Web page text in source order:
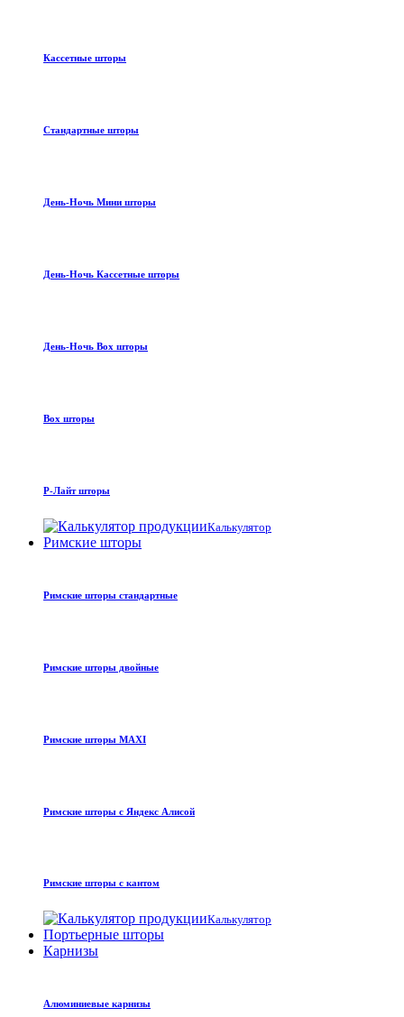
Кассетные шторы
Стандартные шторы
День-Ночь Мини шторы
День-Ночь Кассетные шторы
День-Ночь Box шторы
Box шторы
Р-Лайт шторы
Калькулятор
Римские шторы
Римские шторы стандартные
Римские шторы двойные
Римские шторы MAXI
Римские шторы с Яндекс Алисой
Римские шторы с кантом
Калькулятор
Портьерные шторы
Карнизы
Алюминиевые карнизы